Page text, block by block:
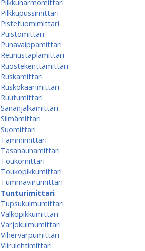
Pilkkuharmomittari
Pilkkupussimittari
Pistetuomimittari
Puistomittari
Punavaippamittari
Reunustäplämittari
Ruostekenttämittari
Ruskamittari
Ruskokaarimittari
Ruutumittari
Sananjalkamittari
Silmämittari
Suomittari
Tammimittari
Tasanauhamittari
Toukomittari
Toukopikkumittari
Tummaviirumittari
Tunturimittari
Tupsukulmumittari
Valkopikkumittari
Varjokulmumittari
Vihervarpumittari
Viirulehtimittari